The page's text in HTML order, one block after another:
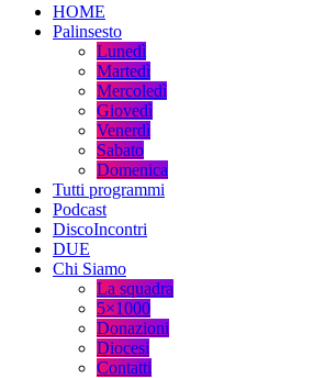
HOME
Palinsesto
Lunedì
Martedì
Mercoledì
Giovedì
Venerdì
Sabato
Domenica
Tutti programmi
Podcast
DiscoIncontri
DUE
Chi Siamo
La squadra
5×1000
Donazioni
Diocesi
Contatti